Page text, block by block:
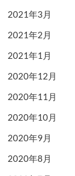
2021年3月
2021年2月
2021年1月
2020年12月
2020年11月
2020年10月
2020年9月
2020年8月